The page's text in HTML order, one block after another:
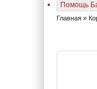
Помощь
Главная »